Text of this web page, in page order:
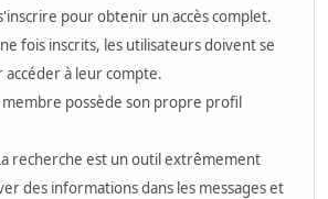
pour obtenir un accès complet.
fois inscrits, les utilisateurs doivent se
à leur compte.
membre possède son propre profil
recherche est un outil extrêmement
des informations dans les messages et